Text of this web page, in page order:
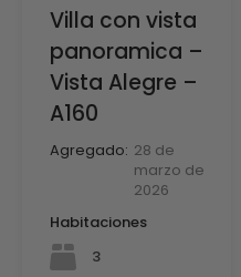
Villa con vista
panoramica –
Vista Alegre –
A160
Agregado: 28 de
marzo de
2026
Habitaciones
3